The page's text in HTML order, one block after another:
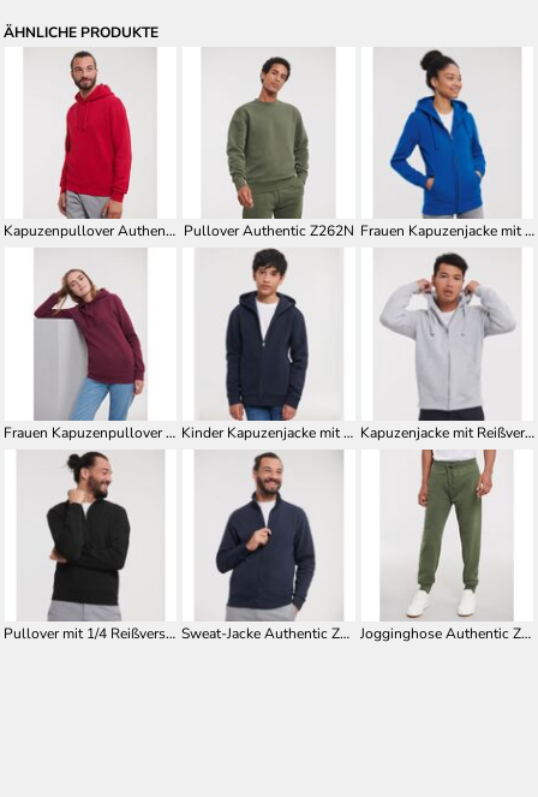
ÄHNLICHE PRODUKTE
Kapuzenpullover Authentic Z265 Pullover Authentic Z262N Frauen Kapuzenjacke mit Reißverschluss Authentic Z266F
Frauen Kapuzenpullover Authentic Z265F Kinder Kapuzenjacke mit Reißverschluss Authentic Z266K Kapuzenjacke mit Reißverschluss Authentic Z266
Pullover mit 1/4 Reißverschluss Authentic Z270M Sweat-Jacke Authentic Z267M Jogginghose Authentic Z268M